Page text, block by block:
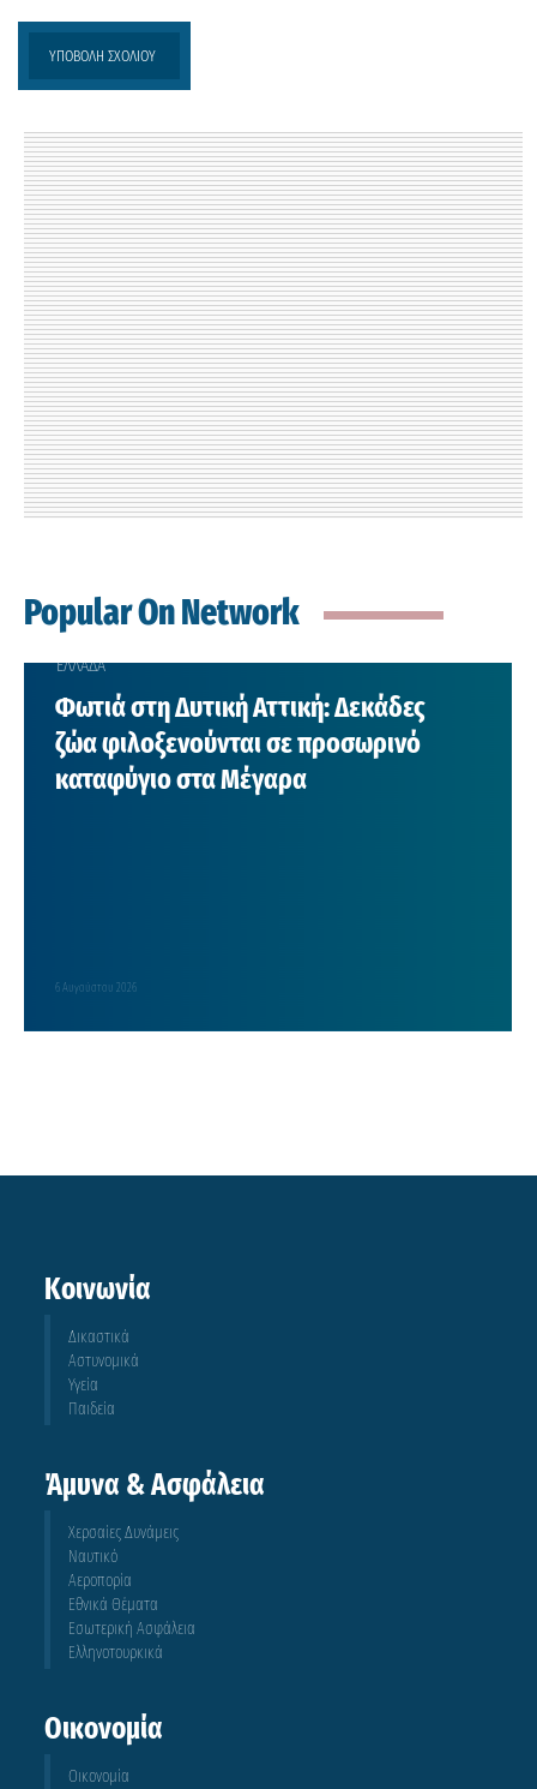
Popular On Network
ΕΛΛΑΔΑ
Φωτιά στη Δυτική Αττική: Δεκάδες
ζώα φιλοξενούνται σε προσωρινό
καταφύγιο στα Μέγαρα
6 Αυγούστου 2026
Κοινωνία
Δικαστικά
Αστυνομικά
Υγεία
Παιδεία
Άμυνα & Ασφάλεια
Χερσαίες Δυνάμεις
Ναυτικό
Αεροπορία
Εθνικά Θέματα
Εσωτερική Ασφάλεια
Ελληνοτουρκικά
Οικονομία
Οικονομία